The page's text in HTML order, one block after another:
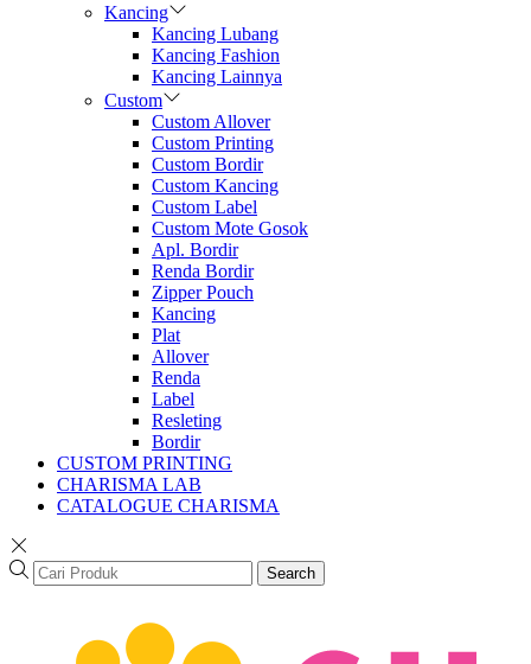
Kancing
Kancing Lubang
Kancing Fashion
Kancing Lainnya
Custom
Custom Allover
Custom Printing
Custom Bordir
Custom Kancing
Custom Label
Custom Mote Gosok
Apl. Bordir
Renda Bordir
Zipper Pouch
Kancing
Plat
Allover
Renda
Label
Resleting
Bordir
CUSTOM PRINTING
CHARISMA LAB
CATALOGUE CHARISMA
Search